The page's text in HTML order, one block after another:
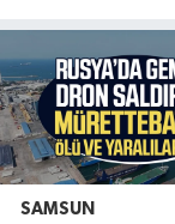
SAMSUN